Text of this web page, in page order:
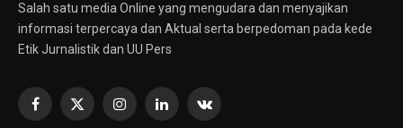
Salah satu media Online yang mengudara dan menyajikan
informasi terpercaya dan Aktual serta berpedoman pada kede
Etik Jurnalistik dan UU Pers
Facebook
X
InstagramLinkedInVKontakte